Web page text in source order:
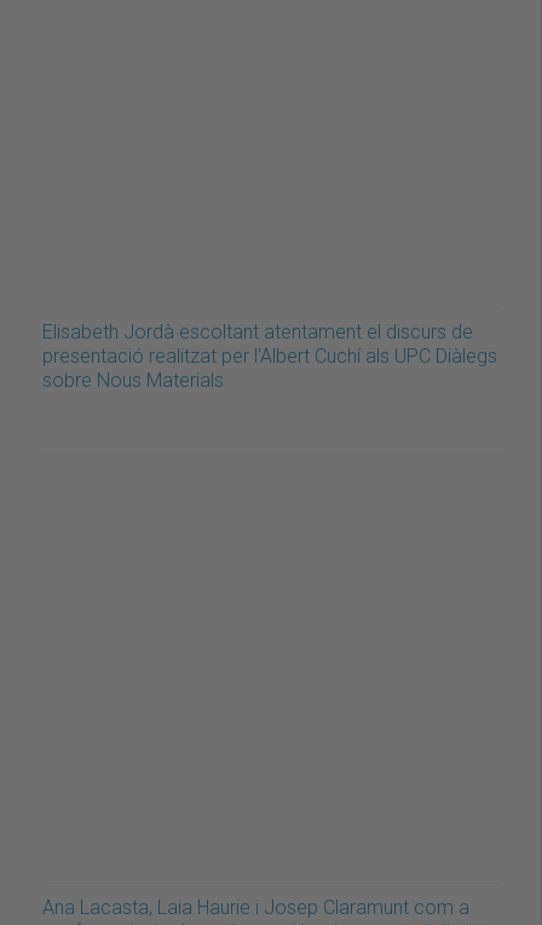
Elisabeth Jordà escoltant atentament el discurs de
presentació realitzat per l'Albert Cuchí als UPC Diàlegs
sobre Nous Materials
Ana Lacasta, Laia Haurie i Josep Claramunt com a